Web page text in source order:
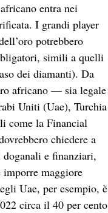
entra nei
I grandi player
potrebbero
simili a quelli
dei diamanti). Da
africano — sia legale
Uniti (Uae), Turchia
come la Financial
chiedere a
e finanziari,
maggiore
Uae, per esempio, è
circa il 40 per cento